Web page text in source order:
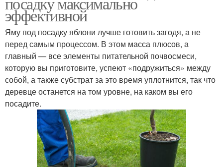
эффективной
Яму под посадку яблони лучше готовить загодя, а не
перед самым процессом. В этом масса плюсов, а
главный — все элементы питательной почвосмеси,
которую вы приготовите, успеют «подружиться» между
собой, а также субстрат за это время уплотнится, так что
деревце останется на том уровне, на каком вы его
посадите.